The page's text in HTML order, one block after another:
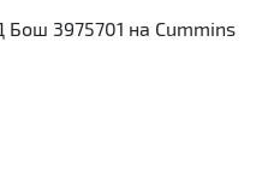
3975701 на Cummins